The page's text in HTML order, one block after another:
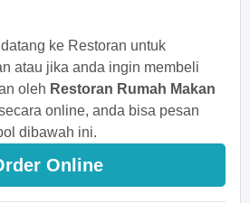
ke Restoran untuk
atau jika anda ingin membeli
oleh Restoran Rumah Makan
online, anda bisa pesan
dibawah ini.
Online